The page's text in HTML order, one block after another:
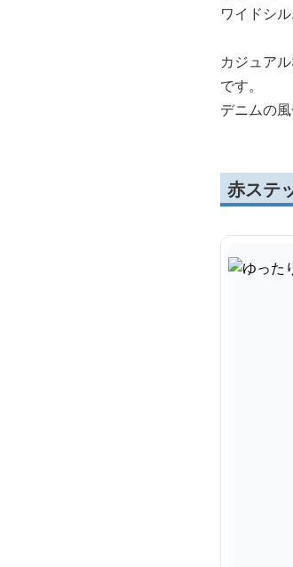
ワイドシ
カジュア
です。
デニムの
赤ステ